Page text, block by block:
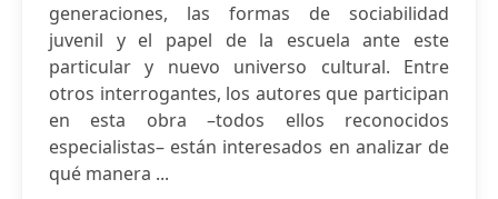
generaciones, las formas de sociabilidad
juvenil y el papel de la escuela ante este
particular y nuevo universo cultural. Entre
otros interrogantes, los autores que participan
en esta obra –todos ellos reconocidos
especialistas– están interesados en analizar de
qué manera ...